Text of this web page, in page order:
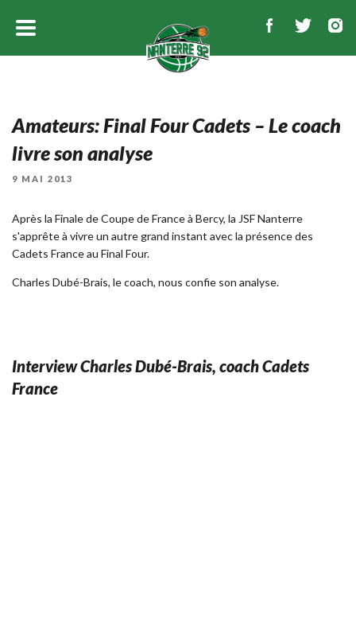
Amateurs: Final Four Cadets – Le coach
livre son analyse
PUBLIÉ
9 MAI 2013
Après la Finale de Coupe de France à Bercy, la JSF Nanterre
s'apprête à vivre un autre grand instant avec la présence des
Cadets France au Final Four.
Charles Dubé-Brais, le coach, nous confie son analyse.
Interview Charles Dubé-Brais, coach Cadets
France